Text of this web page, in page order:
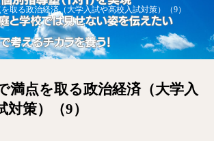
取る政治経済（大学入試や高校入試対策）（9）
満点を取る政治経済（大学入
策）（9）